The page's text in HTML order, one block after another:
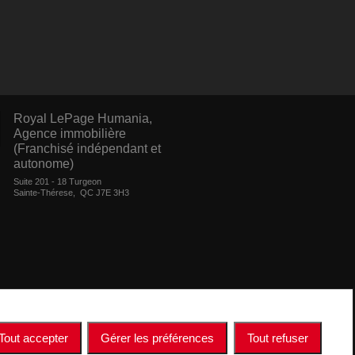
accepter Gérer les préférences Tout refuser
Royal LePage Humania,
Agence immobilière
(Franchisé indépendant et
autonome)
Suite 201 - 18 Turgeon
Sainte-Thérese, QC J7E 3H3
de quelque nature que ce soit est donnée quant à l'exactitude
sont des marques déposées de REALTOR® Canada Inc., une
les services immobiliers offerts par les courtiers et agents
à identifier les services immobiliers que fournissent les courtiers et
commerciales non sollicitées au propriétaire du site Web.